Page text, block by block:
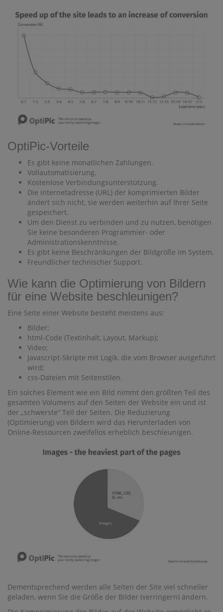
OptiPic-Vorteile
Es gibt keine monatlichen Zahlungen.
Vollautomatisierung.
Kostenlose Verbindungsunterstützung.
Die Internetadresse (URL) der komprimierten Bilder
ändert sich nicht, sie werden weiterhin auf Ihrer Seite
gespeichert.
Um den Dienst zu verbinden und zu nutzen, benötigen
Sie keine besonderen Programmier- oder
Administrationskenntnisse.
Es gibt keine Beschränkungen der Bildgröße im System.
Freundlicher technischer Support.
Wie kann die Optimierung von Bildern
für eine Website beschleunigen?
Eine Seite einer Website besteht meistens aus:
Bilder;
html-Code (Textinhalt, Layout, Markup);
Video;
Javascript-Skripte mit Logik, die vom Browser ausgeführt
wird;
css-Dateien mit Seitenstilen.
Ein solches Element wie ein Bild nimmt den größten Teil des
gesamten Volumens auf den Seiten der Website ein und ist
der „schwerste“ Teil der Seiten. Die Reduzierung
(Optimierung) von Bildern wird das Herunterladen von
Online-Ressourcen zweifellos erheblich beschleunigen.
Dementsprechend werden alle Seiten der Site viel schneller
geladen, wenn Sie die Größe der Bilder (verringern) ändern.